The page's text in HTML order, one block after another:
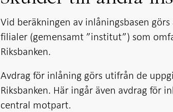
Vid beräkningen av inlåningsbasen
filialer (gemensamt ”institut”) som
Riksbanken.
Avdrag för inlåning görs utifrån de
Riksbanken. Här ingår även avdrag för
central motpart.